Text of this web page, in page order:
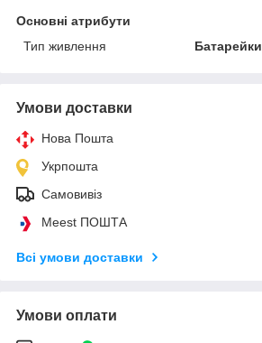
Основні атрибути
Тип живлення
Батарейки
Умови доставки
Нова Пошта
Укрпошта
Самовивіз
Meest ПОШТА
Всі умови доставки
Умови оплати